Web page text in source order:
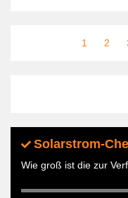
Seite
1 Seite
2
Solarstrom-
Wie groß ist die zur